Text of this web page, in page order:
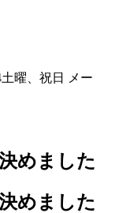
曜、祝日
メー
めました
めました